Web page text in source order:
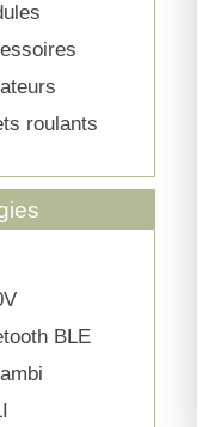
roulants
BLE